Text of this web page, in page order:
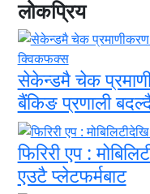
लोकप्रिय
सेकेन्डमै चेक
बैंकिङ प्रणाली
फिरिरी एप :
एउटै प्लेटफर्मबाट